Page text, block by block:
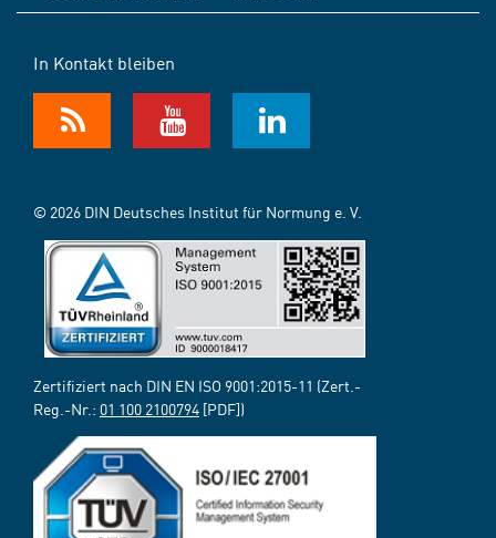
In Kontakt bleiben
© 2026 DIN Deutsches Institut für Normung e. V.
Zertifiziert nach DIN EN ISO 9001:2015-11 (Zert.-
Reg.-Nr.: 01 100 2100794 [PDF])